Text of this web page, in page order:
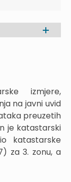
izmjere,
na javni uvid
preuzetih
je katastarski
katastarske
za 3. zonu, a